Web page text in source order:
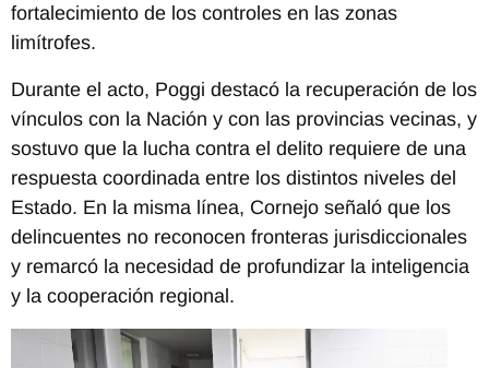
fortalecimiento de los controles en las zonas
limítrofes.
Durante el acto, Poggi destacó la recuperación de los
vínculos con la Nación y con las provincias vecinas, y
sostuvo que la lucha contra el delito requiere de una
respuesta coordinada entre los distintos niveles del
Estado. En la misma línea, Cornejo señaló que los
delincuentes no reconocen fronteras jurisdiccionales
y remarcó la necesidad de profundizar la inteligencia
y la cooperación regional.